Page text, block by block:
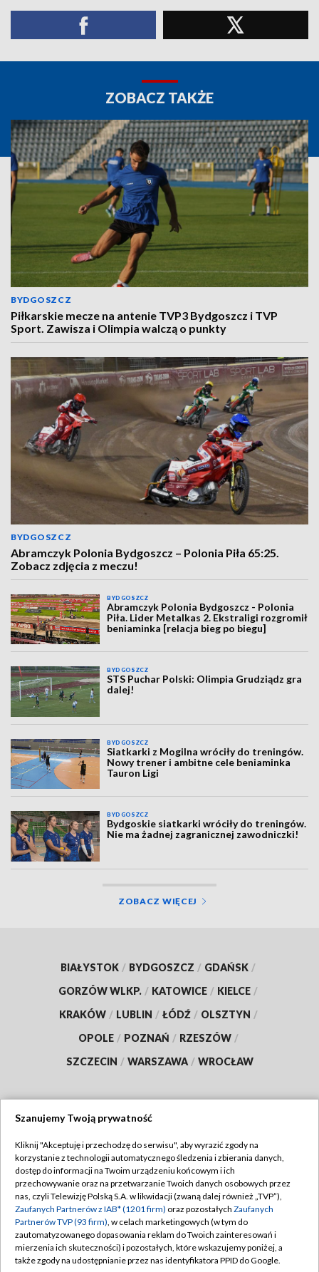
ZOBACZ TAKŻE
BYDGOSZCZ
Piłkarskie mecze na antenie TVP3 Bydgoszcz i TVP
Sport. Zawisza i Olimpia walczą o punkty
BYDGOSZCZ
Abramczyk Polonia Bydgoszcz – Polonia Piła 65:25.
Zobacz zdjęcia z meczu!
BYDGOSZCZ
Abramczyk Polonia Bydgoszcz - Polonia
Piła. Lider Metalkas 2. Ekstraligi rozgromił
beniaminka [relacja bieg po biegu]
BYDGOSZCZ
STS Puchar Polski: Olimpia Grudziądz gra
dalej!
BYDGOSZCZ
Siatkarki z Mogilna wróciły do treningów.
Nowy trener i ambitne cele beniaminka
Tauron Ligi
BYDGOSZCZ
Bydgoskie siatkarki wróciły do treningów.
Nie ma żadnej zagranicznej zawodniczki!
ZOBACZ WIĘCEJ
BIAŁYSTOK / BYDGOSZCZ / GDAŃSK /
GORZÓW WLKP. / KATOWICE / KIELCE /
KRAKÓW / LUBLIN / ŁÓDŹ / OLSZTYN /
OPOLE / POZNAŃ / RZESZÓW /
SZCZECIN / WARSZAWA / WROCŁAW
TVP
Abonament TVP
Emisja w TVP
Centrum informacji TVP
Naziemna Telewizja Cyfrowa
Regulamin TVP
Polityka prywatności
Moje zgody
Pomoc
Szanujemy Twoją prywatność
Kliknij "Akceptuję i przechodzę do serwisu", aby wyrazić zgody na
korzystanie z technologii automatycznego śledzenia i zbierania danych,
dostęp do informacji na Twoim urządzeniu końcowym i ich
przechowywanie oraz na przetwarzanie Twoich danych osobowych przez
nas, czyli Telewizję Polską S.A. w likwidacji (zwaną dalej również „TVP”),
Zaufanych Partnerów z IAB* (1201 firm) oraz pozostałych Zaufanych
Partnerów TVP (93 firm), w celach marketingowych (w tym do
zautomatyzowanego dopasowania reklam do Twoich zainteresowań i
mierzenia ich skuteczności) i pozostałych, które wskazujemy poniżej, a
także zgody na udostępnianie przez nas identyfikatora PPID do Google.